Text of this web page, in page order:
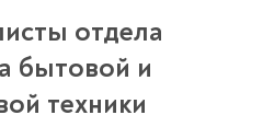
отдела
бытовой и
техники